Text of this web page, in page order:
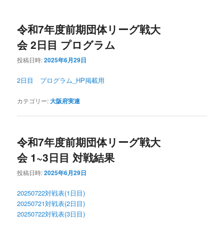
令和7年度前期団体リーグ戦大
会 2日目 プログラム
投稿日時:2025年6月29日
2日目 プログラム_HP掲載用
カテゴリー:大阪府実連
令和7年度前期団体リーグ戦大
会 1~3日目 対戦結果
投稿日時:2025年6月29日
20250722対戦表(1日目)
20250721対戦表(2日目)
20250722対戦表(3日目)